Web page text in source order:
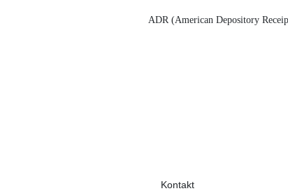
ADR (American Depository
Kontakt